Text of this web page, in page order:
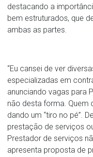
destacando a
bem estruturados, que
ambas as partes.
“Eu cansei de ver
especializadas em
anunciando vagas para
não desta forma. Quem
dando um “tiro no pé”.
prestação de serviços
Prestador de serviços
apresenta proposta de